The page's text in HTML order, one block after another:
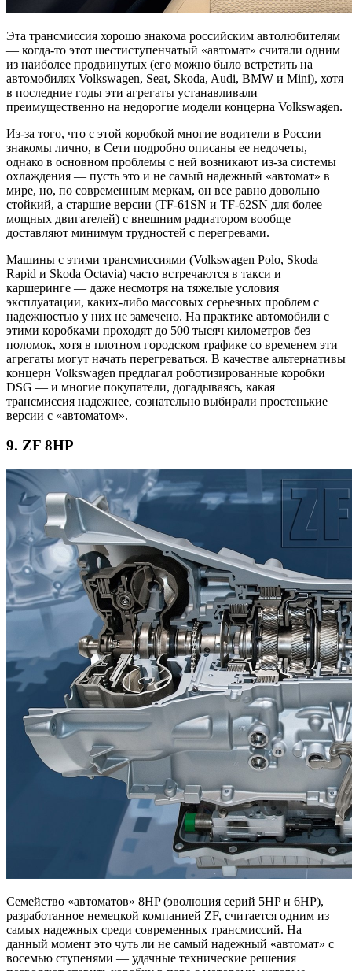
Эта трансмиссия хорошо знакома российским автолюбителям
— когда-то этот шестиступенчатый «автомат» считали одним
из наиболее продвинутых (его можно было встретить на
автомобилях Volkswagen, Seat, Skoda, Audi, BMW и Mini), хотя
в последние годы эти агрегаты устанавливали
преимущественно на недорогие модели концерна Volkswagen.
Из-за того, что с этой коробкой многие водители в России
знакомы лично, в Сети подробно описаны ее недочеты,
однако в основном проблемы с ней возникают из-за системы
охлаждения — пусть это и не самый надежный «автомат» в
мире, но, по современным меркам, он все равно довольно
стойкий, а старшие версии (TF-61SN и TF-62SN для более
мощных двигателей) с внешним радиатором вообще
доставляют минимум трудностей с перегревами.
Машины с этими трансмиссиями (Volkswagen Polo, Skoda
Rapid и Skoda Octavia) часто встречаются в такси и
каршеринге — даже несмотря на тяжелые условия
эксплуатации, каких-либо массовых серьезных проблем с
надежностью у них не замечено. На практике автомобили с
этими коробками проходят до 500 тысяч километров без
поломок, хотя в плотном городском трафике со временем эти
агрегаты могут начать перегреваться. В качестве альтернативы
концерн Volkswagen предлагал роботизированные коробки
DSG — и многие покупатели, догадываясь, какая
трансмиссия надежнее, сознательно выбирали простенькие
версии с «автоматом».
9. ZF 8HP
Семейство «автоматов» 8HP (эволюция серий 5HP и 6HP),
разработанное немецкой компанией ZF, считается одним из
самых надежных среди современных трансмиссий. На
данный момент это чуть ли не самый надежный «автомат» с
восемью ступенями — удачные технические решения